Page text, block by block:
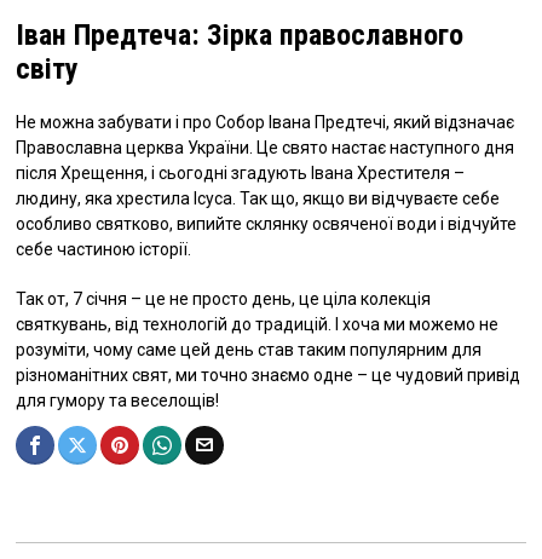
Іван Предтеча: Зірка православного
світу
Не можна забувати і про Собор Івана Предтечі, який відзначає
Православна церква України. Це свято настає наступного дня
після Хрещення, і сьогодні згадують Івана Хрестителя –
людину, яка хрестила Ісуса. Так що, якщо ви відчуваєте себе
особливо святково, випийте склянку освяченої води і відчуйте
себе частиною історії.
Так от, 7 січня – це не просто день, це ціла колекція
святкувань, від технологій до традицій. І хоча ми можемо не
розуміти, чому саме цей день став таким популярним для
різноманітних свят, ми точно знаємо одне – це чудовий привід
для гумору та веселощів!